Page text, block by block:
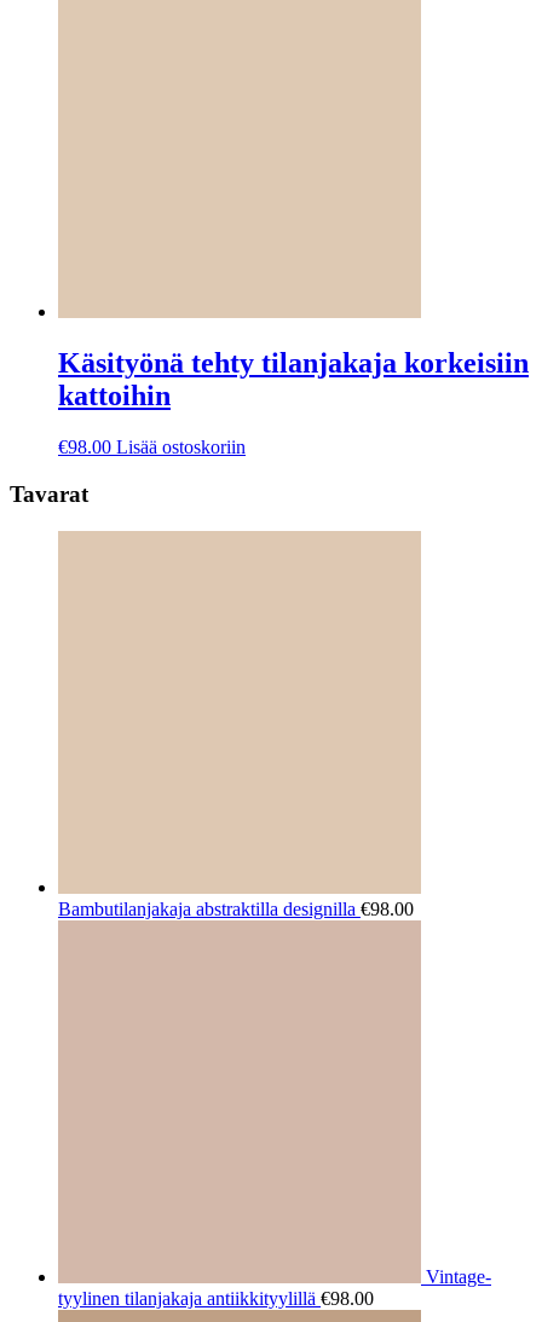
Käsityönä tehty tilanjakaja korkeisiin
kattoihin
€98.00 Lisää ostoskoriin
Tavarat
Bambutilanjakaja abstraktilla designilla €98.00
Vintage-
tyylinen tilanjakaja antiikkityylillä €98.00